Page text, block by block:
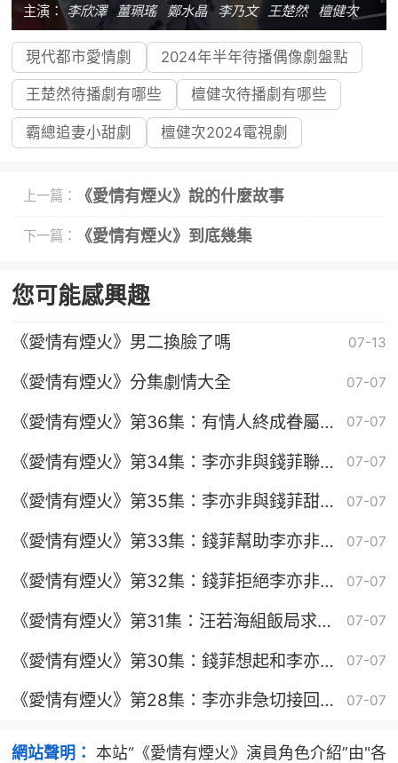
主演： 李欣澤 薑珮瑤 鄭水晶 李乃文 王楚然 檀健次
現代都市愛情劇 2024年半年待播偶像劇盤點
王楚然待播劇有哪些 檀健次待播劇有哪些
霸總追妻小甜劇 檀健次2024電視劇
上一篇： 《愛情有煙火》說的什麼故事
下一篇： 《愛情有煙火》到底幾集
您可能感興趣
《愛情有煙火》男二換臉了嗎 07-13
《愛情有煙火》分集劇情大全 07-07
《愛情有煙火》第36集：有情人終成眷屬花
07-07
《愛情有煙火》第34集：李亦非與錢菲聯手
07-07
《愛情有煙火》第35集：李亦非與錢菲甜蜜
07-07
《愛情有煙火》第33集：錢菲幫助李亦非尋
07-07
《愛情有煙火》第32集：錢菲拒絕李亦非告
07-07
《愛情有煙火》第31集：汪若海組飯局求複
07-07
《愛情有煙火》第30集：錢菲想起和李亦非
07-07
《愛情有煙火》第28集：李亦非急切接回錢
07-07
網站聲明： 本站“《愛情有煙火》演員角色介紹”由"各